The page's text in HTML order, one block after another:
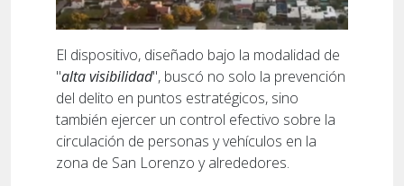
El dispositivo, diseñado bajo la modalidad de
"alta visibilidad", buscó no solo la prevención
del delito en puntos estratégicos, sino
también ejercer un control efectivo sobre la
circulación de personas y vehículos en la
zona de San Lorenzo y alrededores.